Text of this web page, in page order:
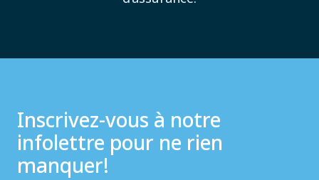
Inscrivez-vous à notre
infolettre pour ne rien
manquer!